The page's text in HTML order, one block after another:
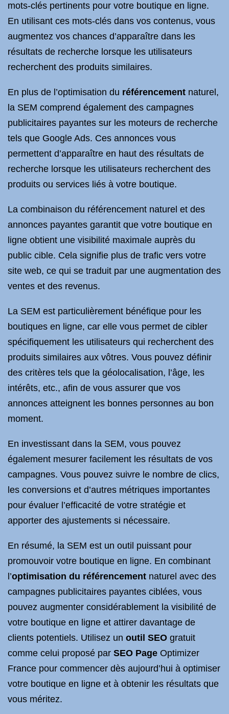
mots-clés pertinents pour votre boutique en ligne.
En utilisant ces mots-clés dans vos contenus, vous
augmentez vos chances d’apparaître dans les
résultats de recherche lorsque les utilisateurs
recherchent des produits similaires.
En plus de l’optimisation du référencement naturel,
la SEM comprend également des campagnes
publicitaires payantes sur les moteurs de recherche
tels que Google Ads. Ces annonces vous
permettent d’apparaître en haut des résultats de
recherche lorsque les utilisateurs recherchent des
produits ou services liés à votre boutique.
La combinaison du référencement naturel et des
annonces payantes garantit que votre boutique en
ligne obtient une visibilité maximale auprès du
public cible. Cela signifie plus de trafic vers votre
site web, ce qui se traduit par une augmentation des
ventes et des revenus.
La SEM est particulièrement bénéfique pour les
boutiques en ligne, car elle vous permet de cibler
spécifiquement les utilisateurs qui recherchent des
produits similaires aux vôtres. Vous pouvez définir
des critères tels que la géolocalisation, l’âge, les
intérêts, etc., afin de vous assurer que vos
annonces atteignent les bonnes personnes au bon
moment.
En investissant dans la SEM, vous pouvez
également mesurer facilement les résultats de vos
campagnes. Vous pouvez suivre le nombre de clics,
les conversions et d’autres métriques importantes
pour évaluer l’efficacité de votre stratégie et
apporter des ajustements si nécessaire.
En résumé, la SEM est un outil puissant pour
promouvoir votre boutique en ligne. En combinant
l’optimisation du référencement naturel avec des
campagnes publicitaires payantes ciblées, vous
pouvez augmenter considérablement la visibilité de
votre boutique en ligne et attirer davantage de
clients potentiels. Utilisez un outil SEO gratuit
comme celui proposé par SEO Page Optimizer
France pour commencer dès aujourd’hui à optimiser
votre boutique en ligne et à obtenir les résultats que
vous méritez.